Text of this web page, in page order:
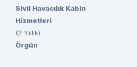
Sivil Havacılık Kabin
Hizmetleri
(2 Yıllık)
Örgün